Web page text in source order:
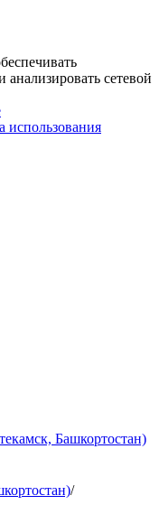
сетевой
использования
Башкортостан)
/